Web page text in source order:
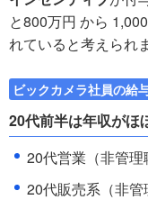
と800万円 から
れていると考えられ
ビックカメラ社員の給
20代前半は年収がほ
20代営業（非管理
20代販売系（非